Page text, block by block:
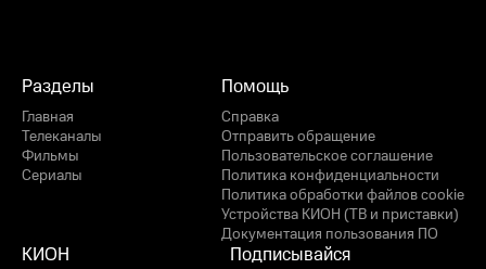
Разделы
Главная
Телеканалы
Фильмы
Сериалы
Помощь
Справка
Отправить обращение
Пользовательское соглашение
Политика конфиденциальности
Политика обработки файлов cookie
Устройства КИОН (ТВ и приставки)
Документация пользования ПО
КИОН Подписывайся